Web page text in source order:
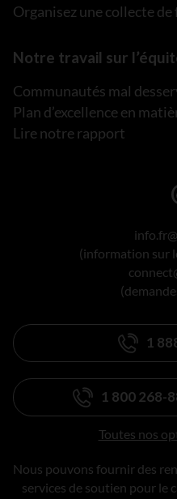
Organisez une collecte de
Notre travail sur
Communautés mal
Plan d’excellence en
Lire notre rapport
(information sur
1
1 800 268-
Toutes nos
Nous pouvons fournir des
services de soutien pour le